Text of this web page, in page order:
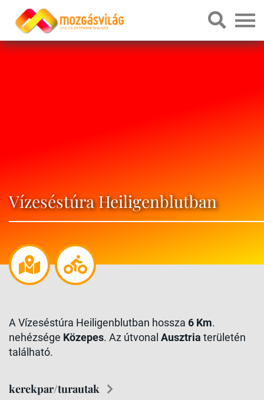
Vízeséstúra Heiligenblutban
A Vízeséstúra Heiligenblutban hossza 6 Km.
nehézsége Közepes. Az útvonal Ausztria területén
található.
kerekpar/turautak